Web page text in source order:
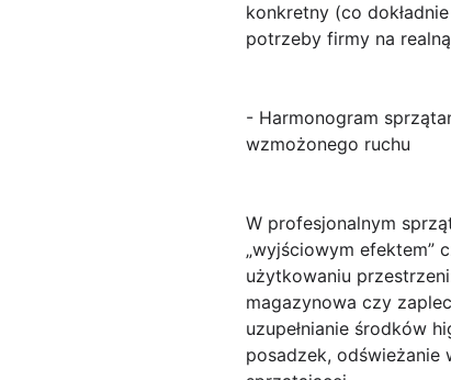
konkretny (co
potrzeby firmy na
- Harmonogram
wzmożonego ruchu
W profesjonalnym
„wyjściowym efektem”
użytkowaniu
magazynowa czy
uzupełnianie środków
posadzek, odświeżanie